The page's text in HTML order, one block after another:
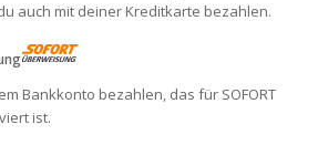
auch mit deiner Kreditkarte bezahlen.
Bankkonto bezahlen, das für SOFORT
ist.